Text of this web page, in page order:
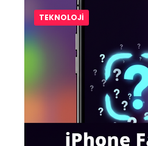
TEKNOLOJI